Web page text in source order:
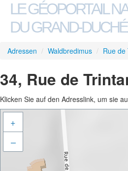
LE GÉOPORTAIL
DU GRAND-
Adressen / Waldbredimus / Rue de
34, Rue de
Klicken Sie auf den Adresslink, um sie
+
–